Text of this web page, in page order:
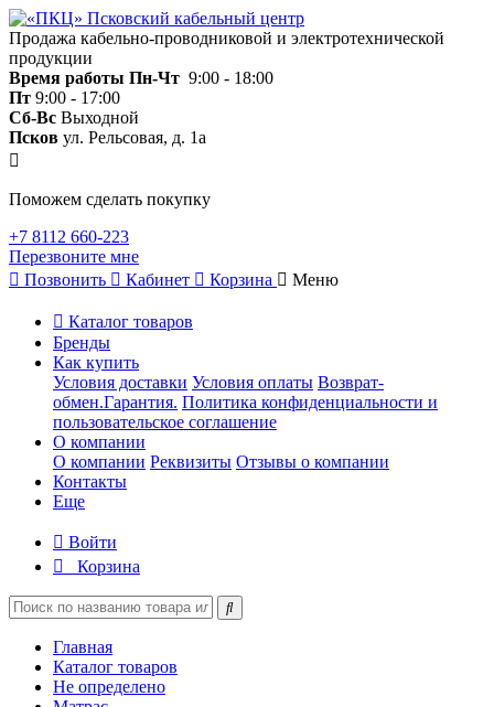
Продажа кабельно-проводниковой и электротехнической
продукции
Время работы Пн-Чт 9:00 - 18:00
Пт 9:00 - 17:00
Сб-Вс Выходной
Псков ул. Рельсовая, д. 1а
Поможем сделать покупку
+7 8112 660-223
Перезвоните мне
Позвонить
Кабинет Корзина Меню
Каталог товаров
Бренды
Как купить
Условия доставки Условия оплаты Возврат-
обмен.Гарантия. Политика конфиденциальности и
пользовательское соглашение
О компании
О компании Реквизиты Отзывы о компании
Контакты
Еще
Войти
Корзина
Главная
Каталог товаров
Не определено